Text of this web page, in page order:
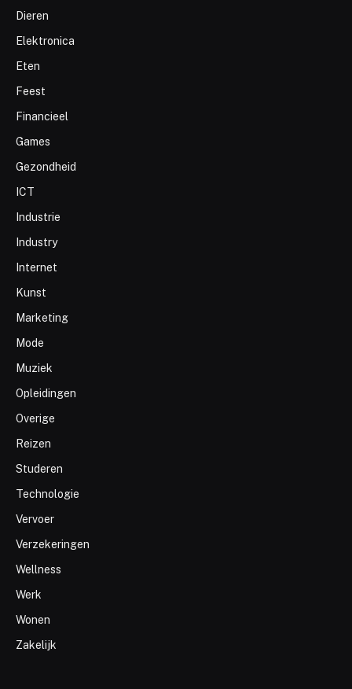
Dieren
Elektronica
Eten
Feest
Financieel
Games
Gezondheid
ICT
Industrie
Industry
Internet
Kunst
Marketing
Mode
Muziek
Opleidingen
Overige
Reizen
Studeren
Technologie
Vervoer
Verzekeringen
Wellness
Werk
Wonen
Zakelijk